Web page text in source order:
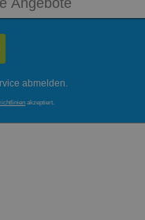
abmelden.
akzeptiert.